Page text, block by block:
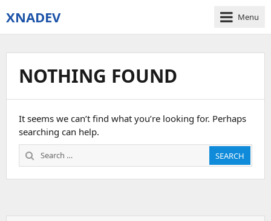
XNADEV Menu
NOTHING FOUND
It seems we can’t find what you’re looking for. Perhaps
searching can help.
Search
for:
SEARCH